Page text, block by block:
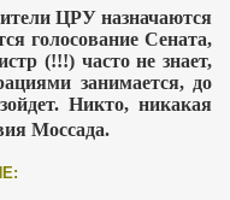
ЦРУ назначаются
голосование Сената,
(!!!) часто не знает,
занимается, до
Никто, никакая
Моссада.